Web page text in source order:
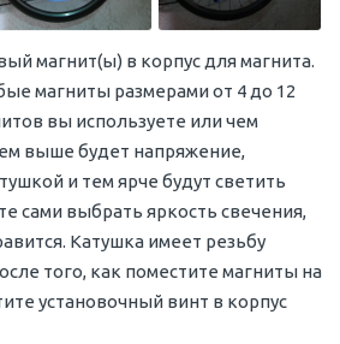
магнит(ы) в корпус для магнита.
магниты размерами от 4 до 12
вы используете или чем
выше будет напряжение,
и тем ярче будут светить
сами выбрать яркость свечения,
Катушка имеет резьбу
того, как поместите магниты на
установочный винт в корпус